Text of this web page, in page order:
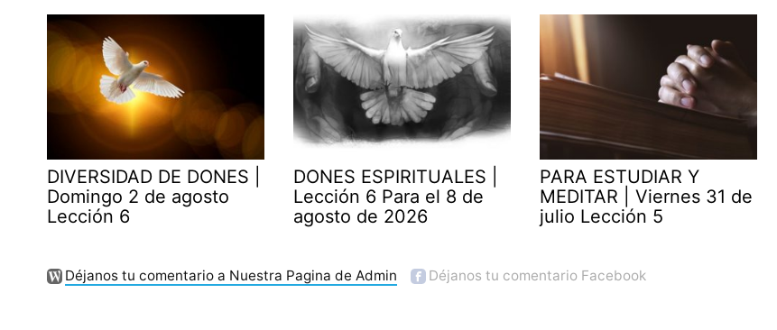
DIVERSIDAD DE DONES |
Domingo 2 de agosto
Lección 6
DONES ESPIRITUALES |
Lección 6 Para el 8 de
agosto de 2026
PARA ESTUDIAR Y
MEDITAR | Viernes 31 de
julio Lección 5
Déjanos tu comentario a Nuestra Pagina de Admin Déjanos tu comentario Facebook